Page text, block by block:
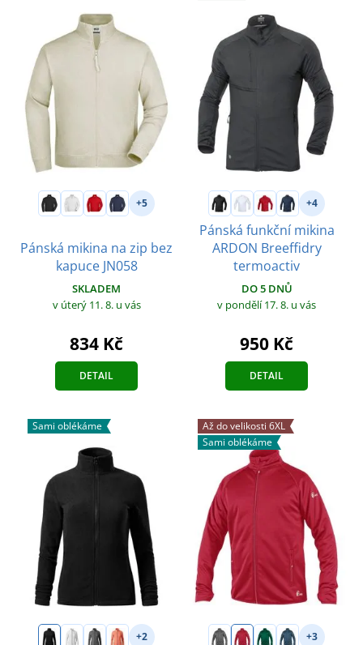
+5
Pánská mikina na zip bez
kapuce JN058
SKLADEM
v úterý 11. 8. u vás
834 Kč
DETAIL
+4
Pánská funkční mikina
ARDON Breeffidry
termoactiv
DO 5 DNŮ
v pondělí 17. 8. u vás
950 Kč
DETAIL
Sami oblékáme
+2
Až do velikosti 6XL
Sami oblékáme
+3